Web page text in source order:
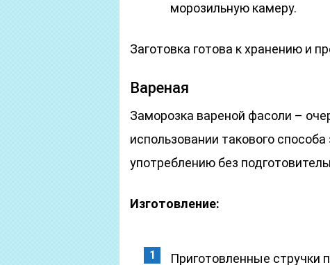
морозильную камеру.
Заготовка готова к хранению и
Вареная
Заморозка вареной фасоли –
использовании такового
употреблению без
Изготовление:
Приготовленные стручки